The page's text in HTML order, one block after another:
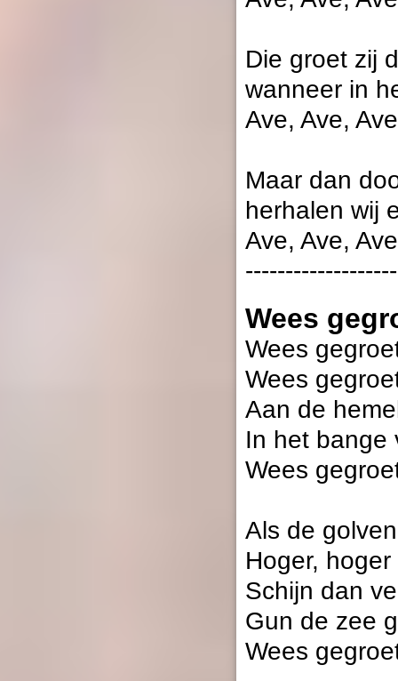
Die groet zij
wanneer in
Ave, Ave,
Maar dan
herhalen wij
Ave, Ave,
Wees
Wees
Wees
Aan de
In het bange
Wees
Als de
Hoger,
Schijn dan
Gun de zee
Wees